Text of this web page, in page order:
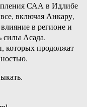
САА в Идлибе
включая Анкару,
в регионе и
силы Асада.
которых продолжат